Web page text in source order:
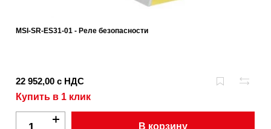
MSI-SR-ES31-01 - Реле безопасности
22 952,00 с НДС
Купить в 1 клик
В корзину